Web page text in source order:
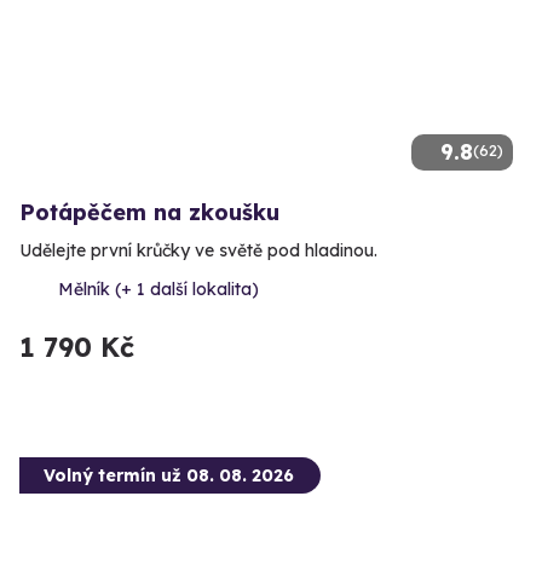
9.8(62)
Potápěčem na zkoušku
Udělejte první krůčky ve světě pod hladinou.
Mělník (+ 1 další lokalita)
1 790 Kč
Volný termín už 08. 08. 2026